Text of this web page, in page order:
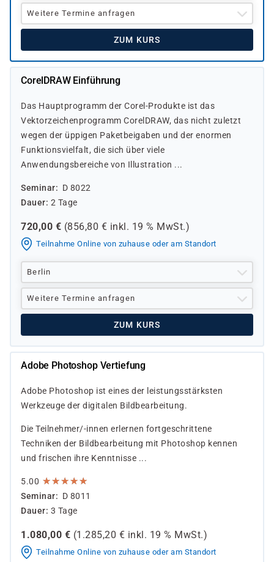
Weitere Termine anfragen
ZUM KURS
CorelDRAW Einführung
Das Hauptprogramm der Corel-Produkte ist das
Vektorzeichenprogramm CorelDRAW, das nicht zuletzt
wegen der üppigen Paketbeigaben und der enormen
Funktionsvielfalt, die sich über viele
Anwendungsbereiche von Illustration ...
Seminar
D 8022
Dauer 2 Tage
720,00 € (856,80 € inkl. 19 % MwSt.)
Teilnahme Online von zuhause oder am Standort
Berlin
Weitere Termine anfragen
ZUM KURS
Adobe Photoshop Vertiefung
Adobe Photoshop ist eines der leistungsstärksten
Werkzeuge der digitalen Bildbearbeitung.
Die Teilnehmer/-innen erlernen fortgeschrittene
Techniken der Bildbearbeitung mit Photoshop kennen
und frischen ihre Kenntnisse ...
5.00 ★★★★★
★★★★★
Seminar
D 8011
Dauer 3 Tage
1.080,00 € (1.285,20 € inkl. 19 % MwSt.)
Teilnahme Online von zuhause oder am Standort